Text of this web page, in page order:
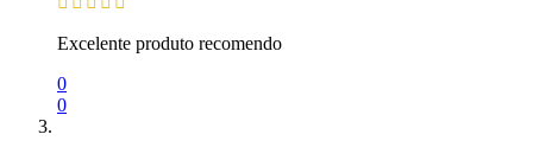
Excelente produto recomendo
0
0